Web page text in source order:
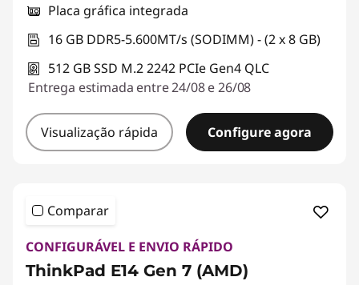
Placa gráfica integrada
16 GB DDR5-5.600MT/s (SODIMM) - (2 x 8 GB)
512 GB SSD M.2 2242 PCIe Gen4 QLC
Entrega estimada entre 24/08 e 26/08
Visualização rápida Configure agora
Comparar
CONFIGURÁVEL E ENVIO RÁPIDO
ThinkPad E14 Gen 7 (AMD)